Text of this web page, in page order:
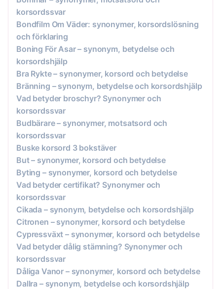
korsordssvar
Bondfilm Om Väder: synonymer, korsordslösning
och förklaring
Boning För Asar – synonym, betydelse och
korsordshjälp
Bra Rykte – synonymer, korsord och betydelse
Bränning – synonym, betydelse och korsordshjälp
Vad betyder broschyr? Synonymer och
korsordssvar
Budbärare – synonymer, motsatsord och
korsordssvar
Buske korsord 3 bokstäver
But – synonymer, korsord och betydelse
Byting – synonymer, korsord och betydelse
Vad betyder certifikat? Synonymer och
korsordssvar
Cikada – synonym, betydelse och korsordshjälp
Citronen – synonymer, korsord och betydelse
Cypressväxt – synonymer, korsord och betydelse
Vad betyder dålig stämning? Synonymer och
korsordssvar
Dåliga Vanor – synonymer, korsord och betydelse
Dallra – synonym, betydelse och korsordshjälp